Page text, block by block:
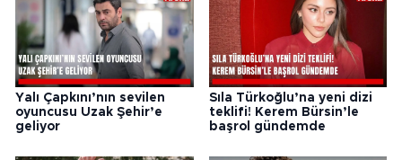
Yalı Çapkını’nın sevilen
oyuncusu Uzak Şehir’e
geliyor
Sıla Türkoğlu’na yeni dizi
teklifi! Kerem Bürsin’le
başrol gündemde